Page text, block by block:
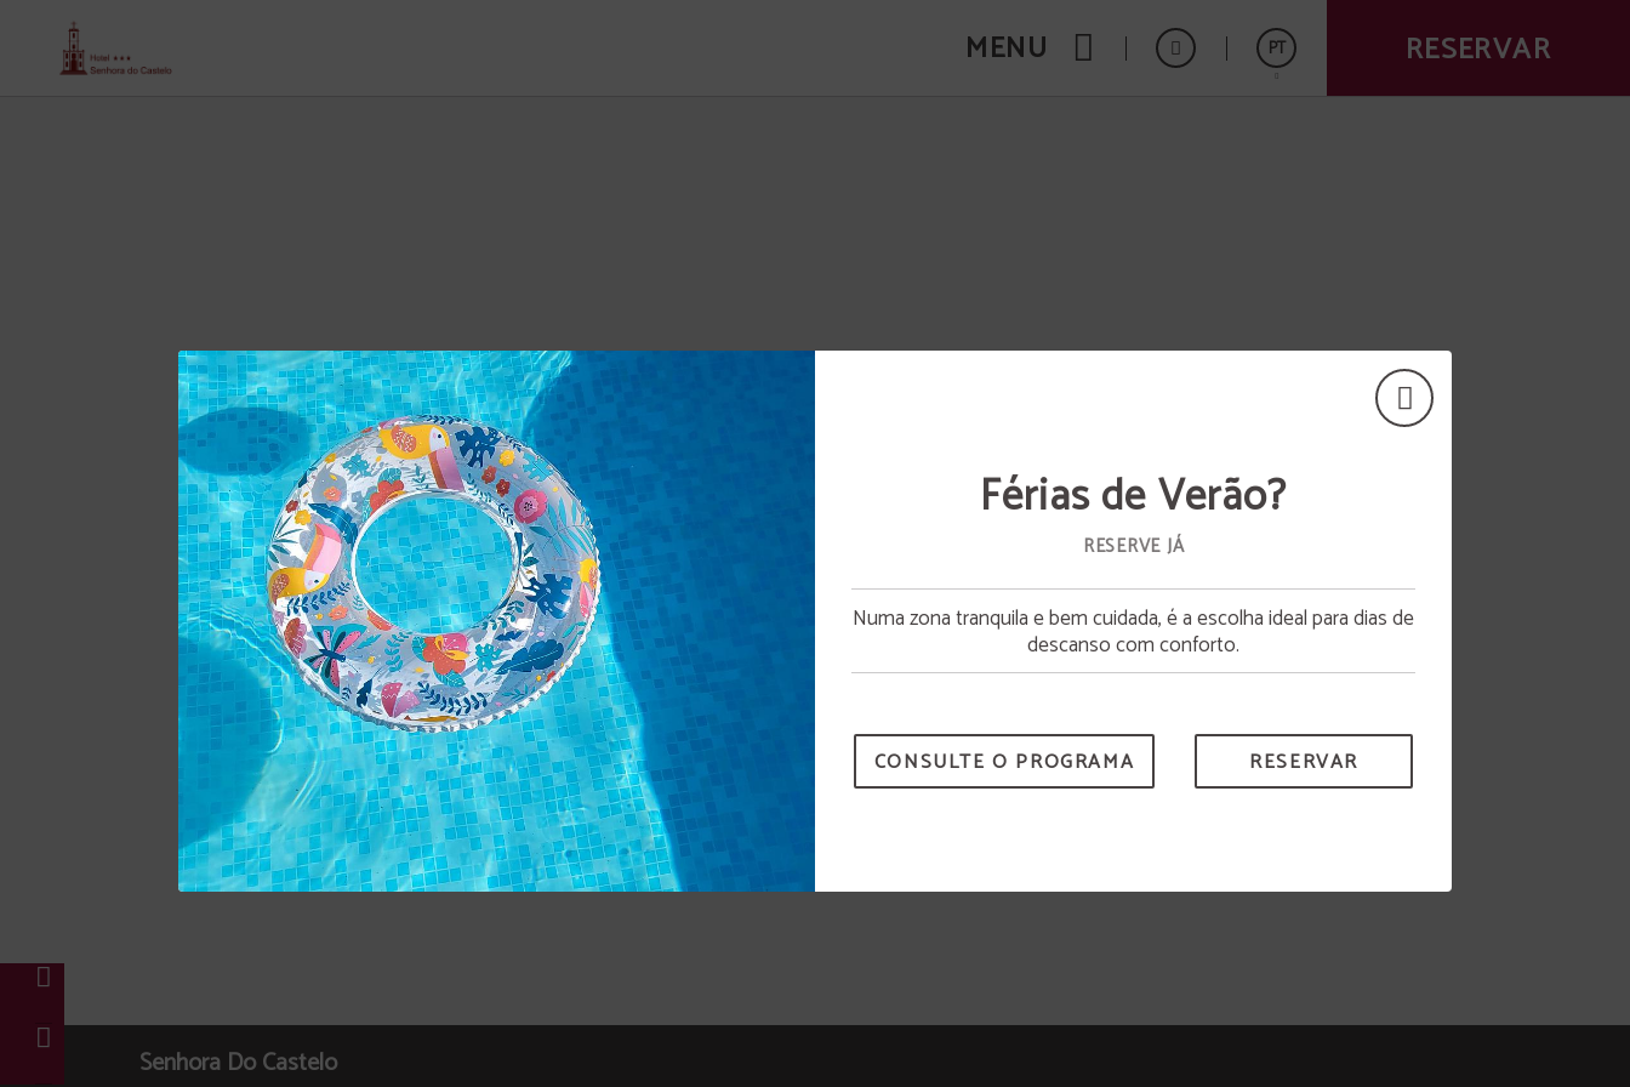
MENU PT RESERVAR
Senhora Do Castelo
Abertura da piscina
A piscina estará disponível a partir de 15 de junho.
Férias de Verão?
RESERVE JÁ
Numa zona tranquila e bem cuidada, é a escolha ideal para dias de
descanso com conforto.
CONSULTE O PROGRAMA RESERVAR